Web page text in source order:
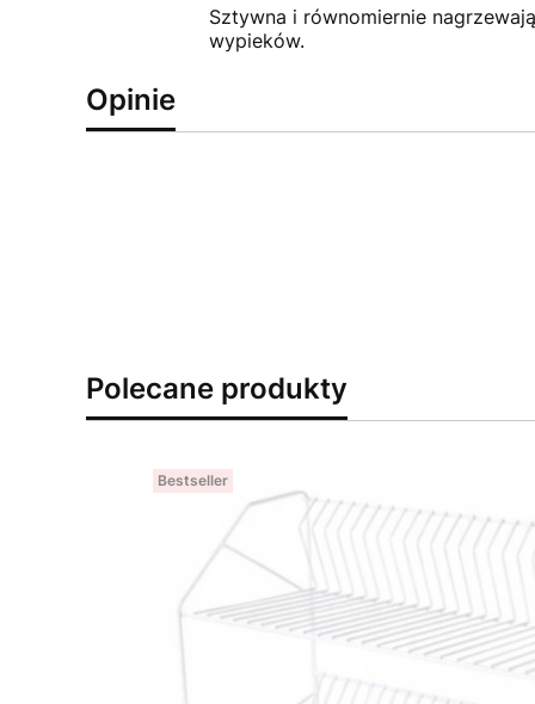
Sztywna i równomiernie
wypieków.
Opinie
Polecane produkty
Bestseller